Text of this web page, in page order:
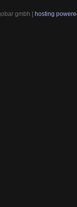
gmbh | hosting